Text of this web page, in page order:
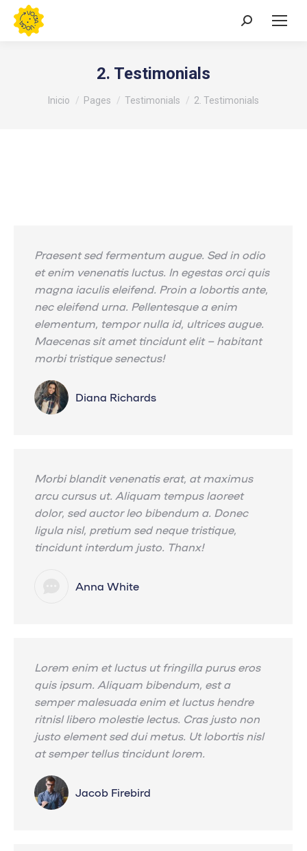
Buscar:
2. Testimonials
Estás aquí:
Inicio Pages Testimonials 2. Testimonials
Diana Richards
Praesent sed fermentum augue. Sed in odio
et enim venenatis luctus. In egestas orci quis
magna iaculis eleifend. Proin a lobortis ante,
nec eleifend urna. Pellentesque a enim
elementum, tempor nulla id, ultrices augue.
Maecenas sit amet tincidunt elit – habitant
morbi tristique senectus!
Anna White
Morbi blandit venenatis erat, at maximus
arcu cursus ut. Aliquam tempus laoreet
dolor, sed auctor leo bibendum a. Donec
ligula nisl, pretium sed neque tristique,
tincidunt interdum justo. Thanx!
Jacob Firebird
Lorem enim et luctus ut fringilla purus eros
quis ipsum. Aliquam bibendum, est a
semper malesuada enim et luctus hendre
ritnisl libero molestie lectus. Cras justo non
justo element sed dui metus. Ut lobortis nisl
at semper tellus tincidunt lorem.